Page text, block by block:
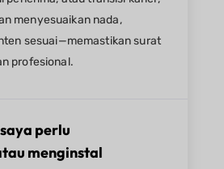
menyesuaikan nada,
sesuai—memastikan surat
profesional.
perlu
menginstal